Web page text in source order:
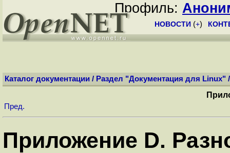
Профиль:
НОВОСТИ (+)
Каталог документации / Раздел "Документация для Linux"
Пред.
Приложение D.